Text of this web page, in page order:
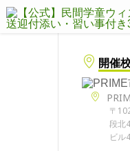
開催
〒
段北
ビル